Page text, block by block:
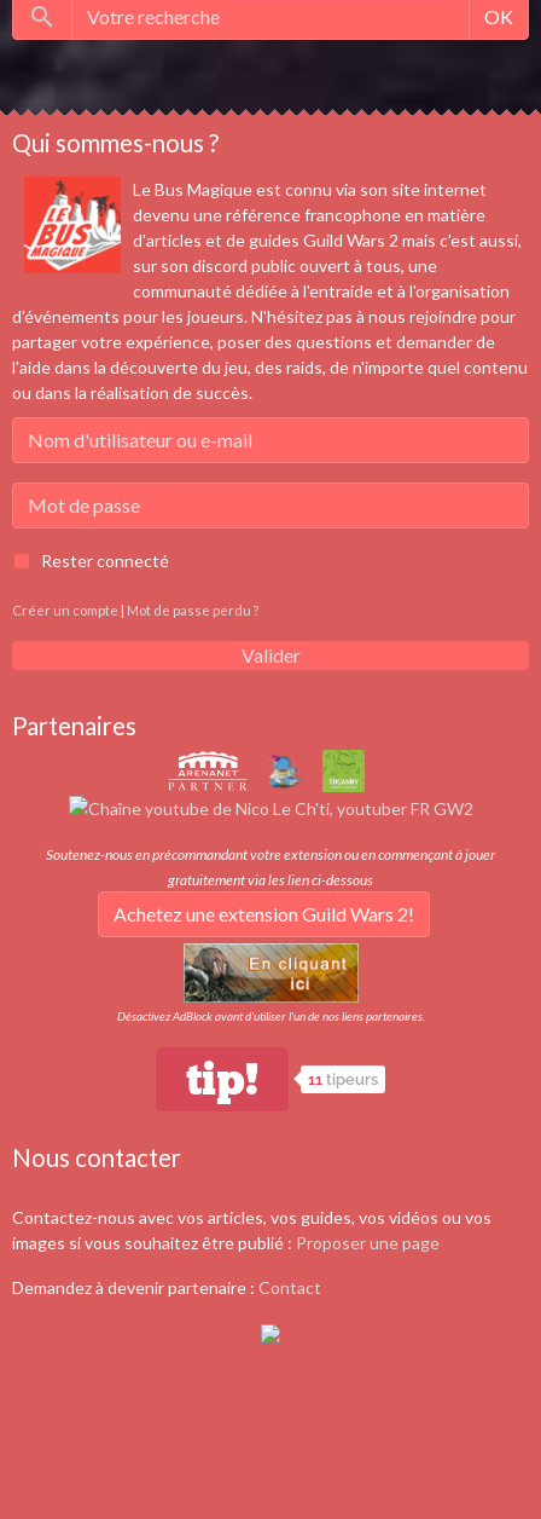
OK
Qui sommes-nous ?
Le Bus Magique est connu via son site internet
devenu une référence francophone en matière
d'articles et de guides Guild Wars 2 mais c'est aussi,
sur son discord public ouvert à tous, une
communauté dédiée à l'entraide et à l'organisation
d'événements pour les joueurs. N'hésitez pas à nous rejoindre pour
partager votre expérience, poser des questions et demander de
l'aide dans la découverte du jeu, des raids, de n'importe quel contenu
ou dans la réalisation de succès.
Rester connecté
Créer un compte | Mot de passe perdu ?
Valider
Partenaires
Soutenez-nous en précommandant votre extension ou en commençant à jouer
gratuitement via les lien ci-dessous
Achetez une extension Guild Wars 2!
Désactivez AdBlock avant d'utiliser l'un de nos liens partenaires.
tip! 11 tipeurs
Nous contacter
Contactez-nous avec vos articles, vos guides, vos vidéos ou vos
images si vous souhaitez être publié : Proposer une page
Demandez à devenir partenaire : Contact